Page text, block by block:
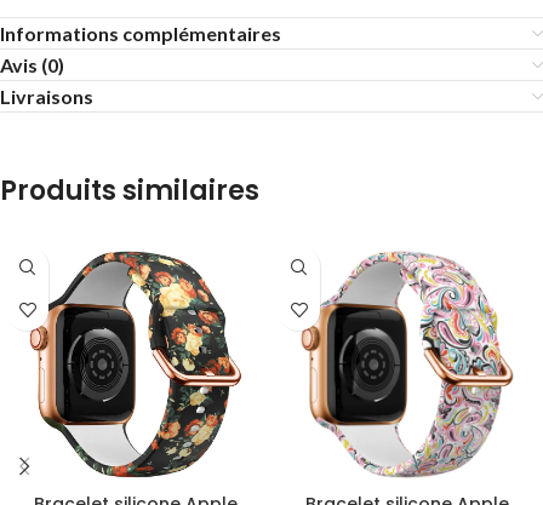
Informations complémentaires
Avis (0)
Livraisons
Produits similaires